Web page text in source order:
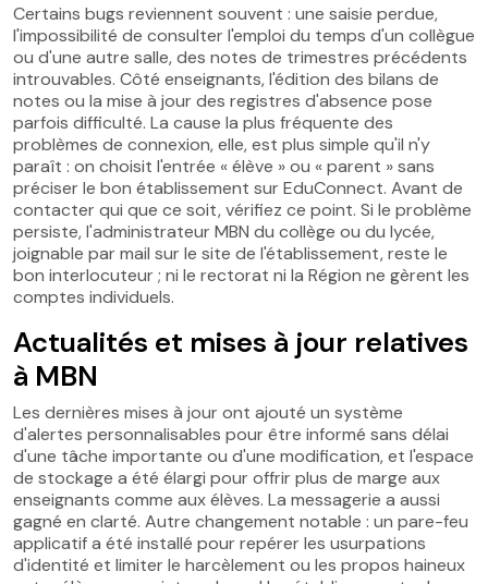
Certains bugs reviennent souvent : une saisie perdue,
l'impossibilité de consulter l'emploi du temps d'un collègue
ou d'une autre salle, des notes de trimestres précédents
introuvables. Côté enseignants, l'édition des bilans de
notes ou la mise à jour des registres d'absence pose
parfois difficulté. La cause la plus fréquente des
problèmes de connexion, elle, est plus simple qu'il n'y
paraît : on choisit l'entrée « élève » ou « parent » sans
préciser le bon établissement sur EduConnect. Avant de
contacter qui que ce soit, vérifiez ce point. Si le problème
persiste, l'administrateur MBN du collège ou du lycée,
joignable par mail sur le site de l'établissement, reste le
bon interlocuteur ; ni le rectorat ni la Région ne gèrent les
comptes individuels.
Actualités et mises à jour relatives
à MBN
Les dernières mises à jour ont ajouté un système
d'alertes personnalisables pour être informé sans délai
d'une tâche importante ou d'une modification, et l'espace
de stockage a été élargi pour offrir plus de marge aux
enseignants comme aux élèves. La messagerie a aussi
gagné en clarté. Autre changement notable : un pare-feu
applicatif a été installé pour repérer les usurpations
d'identité et limiter le harcèlement ou les propos haineux